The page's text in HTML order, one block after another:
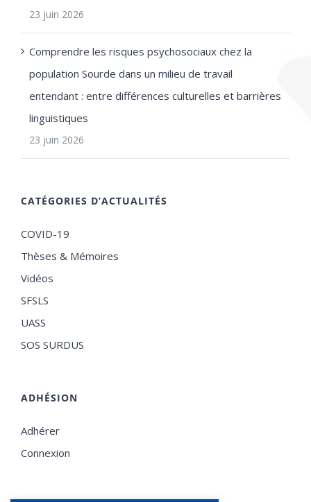
23 juin 2026
Comprendre les risques psychosociaux chez la
population Sourde dans un milieu de travail
entendant : entre différences culturelles et barrières
linguistiques
23 juin 2026
CATÉGORIES D’ACTUALITÉS
COVID-19
Thèses & Mémoires
Vidéos
SFSLS
UASS
SOS SURDUS
ADHÉSION
Adhérer
Connexion